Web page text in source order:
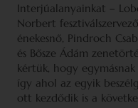
Interjúalanyainkat –
Norbert
énekesnő, Pindroch
és Bősze Ádám
kértük, hogy egymásnak
így ahol az egyik
ott kezdődik is a